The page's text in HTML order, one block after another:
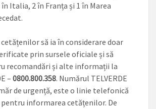
Italia, 2 în Franța și 1 în Marea
să ia în considerare doar
prin sursele oficiale și să
recomandări și alte informații la
– 0800.800.358. Numărul TELVERDE
de urgență, este o linie telefonică
informarea cetățenilor. De